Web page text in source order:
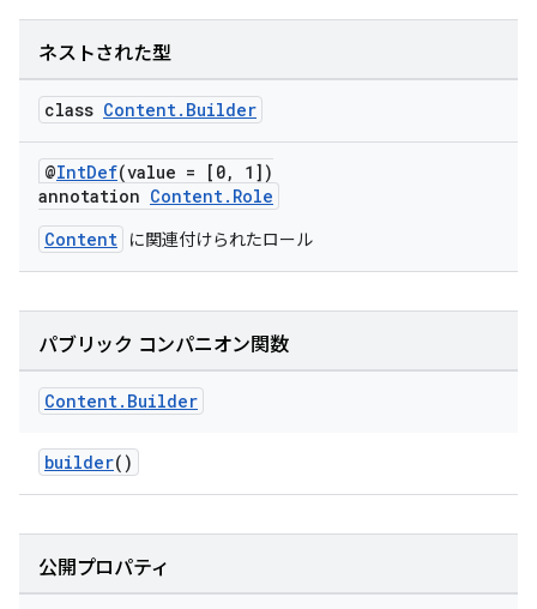
ネストされた型
class Content.Builder
@IntDef(value = [0, 1])
annotation Content.Role
Content
に関連付けられたロール
パブリック コンパニオン関数
Content. Builder
builder()
公開プロパティ